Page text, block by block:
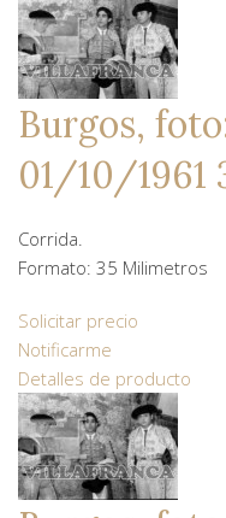
Burgos,
01/10/1961
Corrida.
Formato: 35 Milimetros
Solicitar precio
Notificarme
Detalles de producto